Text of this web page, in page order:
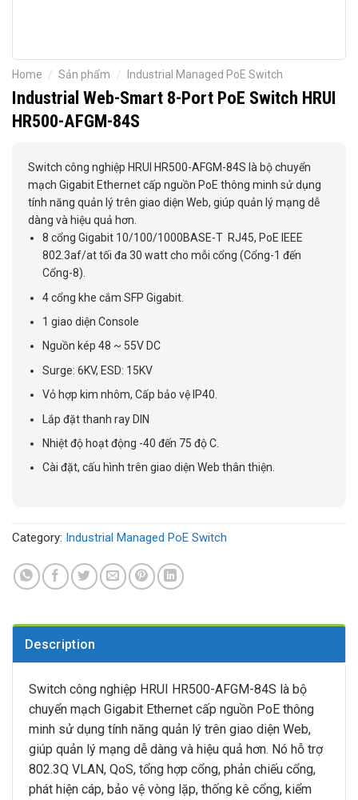
Home / Sản phẩm / Industrial Managed PoE Switch
Industrial Web-Smart 8-Port PoE Switch HRUI
HR500-AFGM-84S
Switch công nghiệp HRUI HR500-AFGM-84S là bộ chuyển
mạch Gigabit Ethernet cấp nguồn PoE thông minh sử dụng
tính năng quản lý trên giao diện Web, giúp quản lý mạng dễ
dàng và hiệu quả hơn.
8 cổng Gigabit 10/100/1000BASE-T RJ45, PoE IEEE
802.3af/at tối đa 30 watt cho mỗi cổng (Cổng-1 đến
Cổng-8).
4 cổng khe cắm SFP Gigabit.
1 giao diện Console
Nguồn kép 48 ~ 55V DC
Surge: 6KV, ESD: 15KV
Vỏ hợp kim nhôm, Cấp bảo vệ IP40.
Lắp đặt thanh ray DIN
Nhiệt độ hoạt động -40 đến 75 độ C.
Cài đặt, cấu hình trên giao diện Web thân thiện.
Category: Industrial Managed PoE Switch
Description
Switch công nghiệp HRUI HR500-AFGM-84S là bộ
chuyển mạch Gigabit Ethernet cấp nguồn PoE thông
minh sử dụng tính năng quản lý trên giao diện Web,
giúp quản lý mạng dễ dàng và hiệu quả hơn. Nó hỗ trợ
802.3Q VLAN, QoS, tổng hợp cổng, phản chiếu cổng,
phát hiện cáp, bảo vệ vòng lặp, thống kê cổng, kiểm